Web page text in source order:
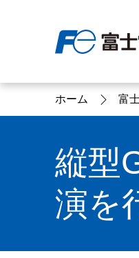
富士
富士電
製品情
製
IR 株
株主・
サス
サステ
採用情
採
お問
お問
ホーム 富
縦型
演を